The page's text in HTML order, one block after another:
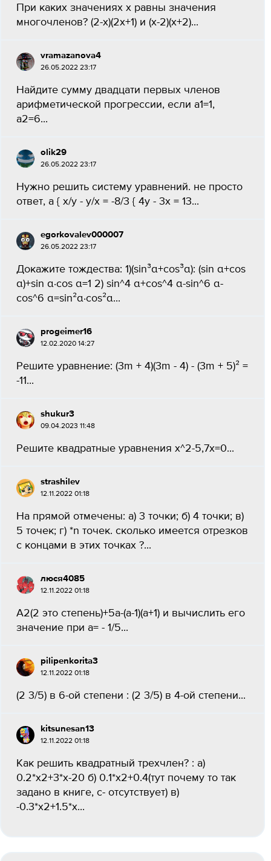
При каких значениях x равны значения
многочленов? (2-x)(2x+1) и (x-2)(x+2)...
vramazanova4
26.05.2022 23:17
Найдите сумму двадцати первых членов
арифметической прогрессии, если а1=1,
а2=6...
olik29
26.05.2022 23:17
Нужно решить систему уравнений. не просто
ответ, а { x/y - y/x = -8/3 { 4y - 3x = 13...
egorkovalev000007
26.05.2022 23:17
Докажите тождества: 1)(sin³α+cos³α): (sin α+cos
α)+sin α·cos α=1 2) sin^4 α+cos^4 α-sin^6 α-
cos^6 α=sin²α·cos²α...
progeimer16
12.02.2020 14:27
Решите уравнение: (3m + 4)(3m - 4) - (3m + 5)² =
-11...
shukur3
09.04.2023 11:48
Решите квадратные уравнения x^2-5,7x=0...
strashilev
12.11.2022 01:18
На прямой отмечены: а) 3 точки; б) 4 точки; в)
5 точек; г) *n точек. сколько имеется отрезков
с концами в этих точках ?...
люся4085
12.11.2022 01:18
А2(2 это степень)+5a-(a-1)(a+1) и вычислить его
значение при а= - 1/5...
pilipenkorita3
12.11.2022 01:18
(2 3/5) в 6-ой степени : (2 3/5) в 4-ой степени...
kitsunesan13
12.11.2022 01:18
Как решить квадратный трехчлен? : а)
0.2*x2+3*x-20 б) 0.1*x2+0.4(тут почему то так
задано в книге, c- отсутствует) в)
-0.3*x2+1.5*x...